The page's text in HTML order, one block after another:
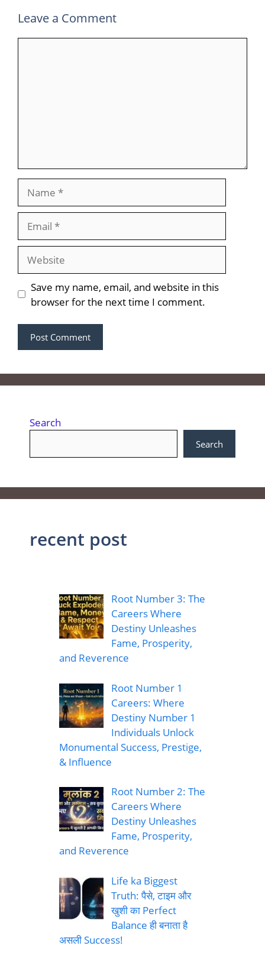
Leave a Comment
Website
Save my name, email, and website in this
browser for the next time I comment.
Search
Search
recent post
Root Number 3: The
Careers Where
Destiny Unleashes
Fame, Prosperity,
and Reverence
Root Number 1
Careers: Where
Destiny Number 1
Individuals Unlock
Monumental Success, Prestige,
& Influence
Root Number 2: The
Careers Where
Destiny Unleashes
Fame, Prosperity,
and Reverence
Life ka Biggest
Truth: पैसे, टाइम और
खुशी का Perfect
Balance ही बनाता है
असली Success!